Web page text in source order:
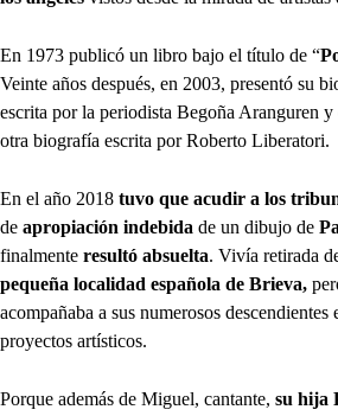
En 1973 publicó un libro bajo el título de “
Veinte años después, en 2003, presentó su
escrita por la periodista Begoña Aranguren
otra biografía escrita por Roberto Liberatori.
En el año 2018 tuvo que acudir a los
de apropiación indebida de un dibujo de
finalmente resultó absuelta. Vivía retirada
pequeña localidad española de Brieva,
acompañaba a sus numerosos descendientes
proyectos artísticos.
Porque además de Miguel, cantante, su hija